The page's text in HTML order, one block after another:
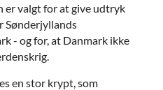
er valgt for at give udtryk
Sønderjyllands
- og for, at Danmark ikke
en stor krypt, som